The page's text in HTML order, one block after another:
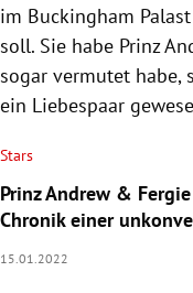
im Buckingham
soll. Sie habe Prinz
sogar vermutet habe,
ein Liebespaar
Stars
Prinz Andrew &
Chronik einer
15.01.2022